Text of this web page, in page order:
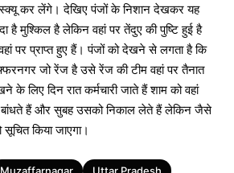
कर लेंगे। देखिए पंजों के निशान देखकर यह
है मुश्किल है लेकिन वहां पर तेंदुए की पुष्टि हुई है
पर प्राप्त हुए हैं। पंजों को देखने से लगता है कि
जो रेंज है उसे रेंज की टीम वहां पर तैनात
लिए दिन रात कर्मचारी जाते हैं शाम को वहां
बांधते हैं और सुबह उसको निकाल लेते हैं लेकिन जैसे
किया जाएगा।
Muzaffarnagar Uttar Pradesh